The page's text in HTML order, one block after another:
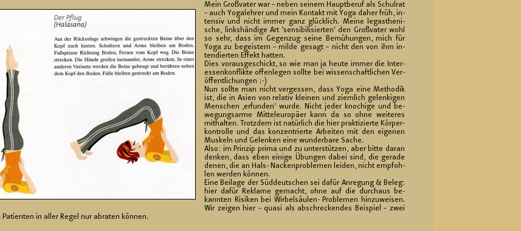
Mein Groß­va­ter war – neben sei­nem Haupt­be­ruf als Schul­rat
– auch Yo­gal­eh­rer und mein Kon­takt mit Yoga daher früh, in­
ten­siv und nicht immer ganz glück­lich. Meine leg­as­the­ni­
sche, links­hän­di­ge Art ’sen­si­bi­li­sier­ten‘ den Groß­va­ter wohl
so sehr, dass im Ge­gen­zug seine Be­mü­hun­gen, mich für
Yoga zu be­geis­tern – milde ge­sagt – nicht den von ihm in­
ten­dier­ten Ef­fekt hat­ten.
Dies vor­aus­ge­schickt, so wie man ja heute immer die In­ter­
es­sen­kon­flik­te of­fen­le­gen soll­te bei wis­sen­schaft­li­chen Ver­
öf­fent­li­chun­gen ;-)
Nun soll­te man nicht ver­ges­sen, dass Yoga eine Me­tho­dik
ist, die in Asien von re­la­tiv klei­nen und ziem­lich ge­len­ki­gen
Men­schen ‚er­fun­den‘ wurde. Nicht jeder kno­chi­ge und be­
we­gungs­ar­me Mit­tel­eu­ro­pä­er kann da so ohne wei­te­res
mit­hal­ten. Trotz­dem ist na­tür­lich die hier prak­ti­zier­te Kör­per­
kon­trol­le und das kon­zen­trier­te Ar­bei­ten mit den ei­ge­nen
Mus­keln und Ge­len­ken eine wun­der­ba­re Sache.
Also: im Prin­zip prima und zu un­ter­stüt­zen, aber bitte daran
den­ken, dass eben ei­ni­ge Übun­gen dabei sind, die ge­ra­de
denen, die an Hals- Na­cken­pro­ble­men lei­den, nicht emp­foh­
len wer­den kön­nen.
Eine Bei­la­ge der Süd­deut­schen sei dafür An­re­gung & Beleg:
hier dafür Re­kla­me ge­macht, ohne auf die durch­aus be­
kann­ten Ri­si­ken bei Wir­bel­säu­len- Pro­ble­men hin­zu­wei­sen.
Wir zei­gen hier – quasi als ab­schre­cken­des Bei­spiel – zwei
in aller Regel nur ab­ra­ten kön­nen.